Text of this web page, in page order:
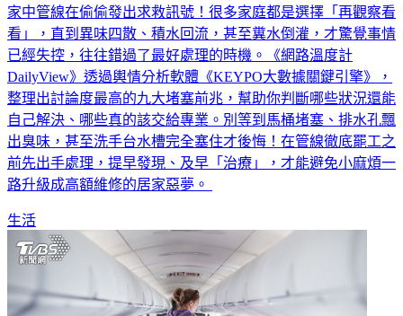
家中管線在偷偷發出求救訊號！很多家庭都是選擇「再觀察看
看」，直到異味四散、積水回流，甚至糞水倒灌，才驚覺事情
已經失控，往往錯過了最好處理的時機。《網路溫度計
DailyView》透過輿情分析軟體《KEYPO大數據關鍵引擎》，
整理出討論度最高的九大堵塞前兆，幫助你判斷哪些狀況還能
自己解決、哪些真的該交給專業。別等到馬桶堵塞、排水孔飄
出臭味，甚至洗手台水槽完全塞住才後悔！在管線徹底罷工之
前先出手處理，提早發現、及早「治療」，才能避免小麻煩一
路升級成高額維修的居家惡夢。
生活